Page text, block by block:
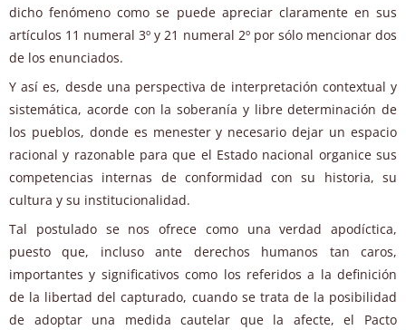
dicho fenómeno como se puede apreciar claramente en sus
artículos 11 numeral 3º y 21 numeral 2º por sólo mencionar dos
de los enunciados.
Y así es, desde una perspectiva de interpretación contextual y
sistemática, acorde con la soberanía y libre determinación de
los pueblos, donde es menester y necesario dejar un espacio
racional y razonable para que el Estado nacional organice sus
competencias internas de conformidad con su historia, su
cultura y su institucionalidad.
Tal postulado se nos ofrece como una verdad apodíctica,
puesto que, incluso ante derechos humanos tan caros,
importantes y significativos como los referidos a la definición
de la libertad del capturado, cuando se trata de la posibilidad
de adoptar una medida cautelar que la afecte, el Pacto